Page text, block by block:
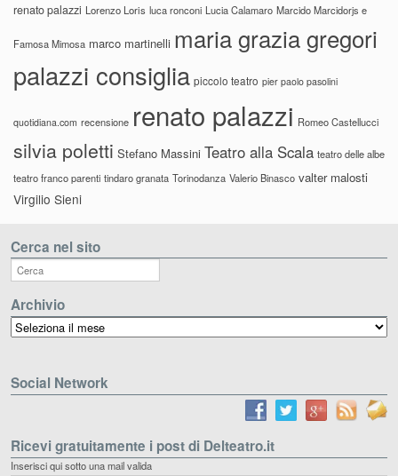
renato palazzi Lorenzo Loris luca ronconi Lucia Calamaro Marcido Marcidorjs e
Famosa Mimosa marco martinelli maria grazia gregori
palazzi consiglia piccolo teatro pier paolo pasolini
quotidiana.com recensione renato palazzi Romeo Castellucci
silvia poletti Stefano Massini Teatro alla Scala teatro delle albe
teatro franco parenti tindaro granata Torinodanza Valerio Binasco valter malosti
Virgilio Sieni
Cerca nel sito
Archivio
Archivio
Social Network
Ricevi gratuitamente i post di Delteatro.it
Inserisci qui sotto una mail valida